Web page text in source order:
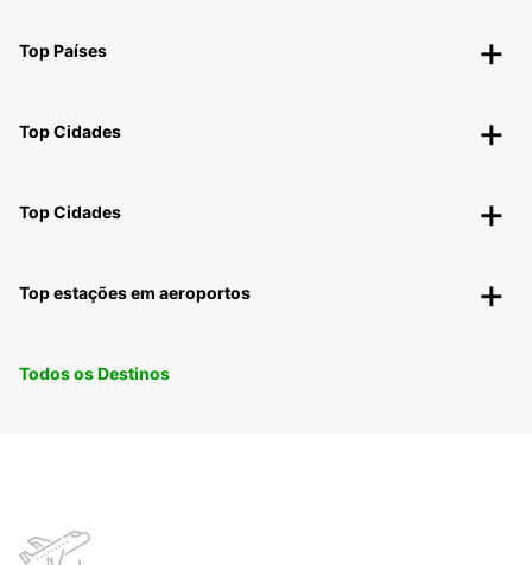
Top Países
Top Cidades
Top Cidades
Top estações em aeroportos
Todos os Destinos